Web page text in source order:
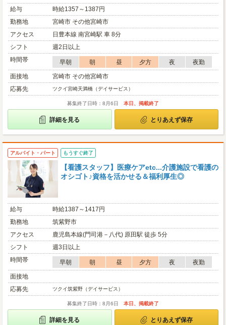
給与
時給1357～1387円
勤務地
宮崎市 その他宮崎市
アクセス
日豊本線 南宮崎駅 車 8分
シフト
週2日以上
時間帯
早朝 朝 昼 夕方 夜
夜勤
面接地
宮崎市 その他宮崎市
応募先
ツクイ宮崎天満橋（デイサービス）
募集終了日時：8月6日 本日、掲載終了
詳細を見る とりあえず保存
アルバイト・パート もうすぐ終了
【看護スタッフ】医療ケアetc...介護施設で看護の
オシゴト♪資格を活かせる＆福利厚生◎
給与
時給1387～1417円
勤務地
筑紫野市
アクセス
鹿児島本線(門司港－八代) 原田駅 徒歩 5分
シフト
週3日以上
時間帯
早朝 朝 昼 夕方 夜
夜勤
面接地
応募先
ツクイ筑紫野（デイサービス）
募集終了日時：8月6日 本日、掲載終了
詳細を見る とりあえず保存